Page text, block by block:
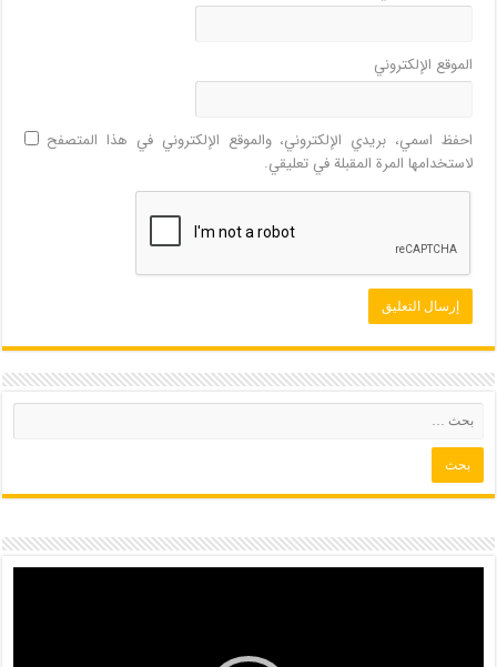
الموقع الإلكتروني
احفظ اسمي، بريدي الإلكتروني، والموقع الإلكتروني في هذا المتصفح
لاستخدامها المرة المقبلة في تعليقي.